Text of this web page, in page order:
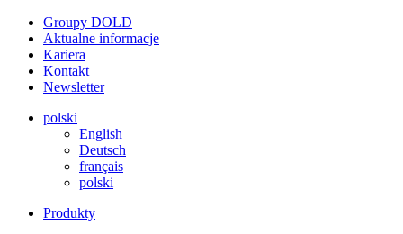
Groupy DOLD
Aktualne informacje
Kariera
Kontakt
Newsletter
polski
English
Deutsch
français
polski
Produkty